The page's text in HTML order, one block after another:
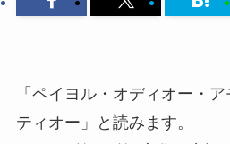
「ペイヨル・オディオー・
ティオー」と読みます。